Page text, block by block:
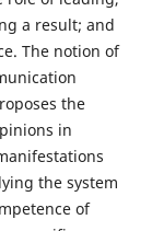
a result; and
The notion of
the
in
the system
of